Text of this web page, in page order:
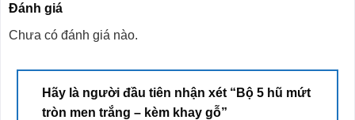
Đánh giá
Chưa có đánh giá nào.
Hãy là người đầu tiên nhận xét “Bộ 5 hũ mứt
tròn men trắng – kèm khay gỗ”